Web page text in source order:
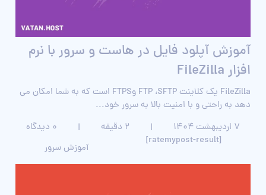
آموزش آپلود فایل در هاست و سرور با نرم
افزار FileZilla
FileZilla یک کلاینت FTP ،SFTP وFTPS است که به شما امکان می
‌دهد به راحتی و با امنیت بالا به سرور خود...
۷ اردیبهشت ۱۴۰۴
| 2 دقیقه |
0 دیدگاه
[ratemypost-result]
آموزش سرور